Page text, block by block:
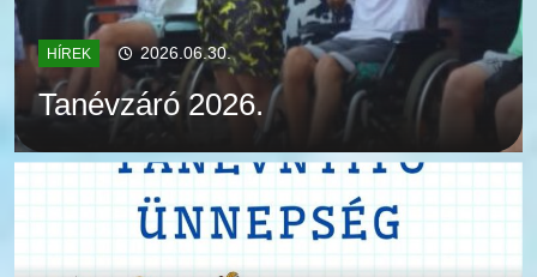
HÍREK 2026.06.30.
Tanévzáró 2026.